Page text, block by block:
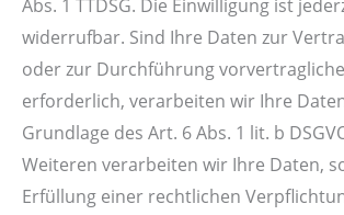
Abs. 1 TTDSG. Die Einwilligung ist
widerrufbar. Sind Ihre Daten zur
oder zur Durchführung
erforderlich, verarbeiten wir Ihre
Grundlage des Art. 6 Abs. 1 lit. b
Weiteren verarbeiten wir Ihre Daten,
Erfüllung einer rechtlichen